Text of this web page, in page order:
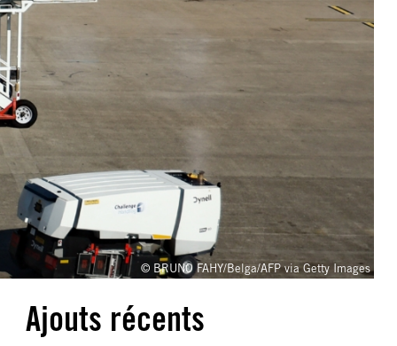
© BRUNO FAHY/Belga/AFP via Getty Images
Ajouts récents